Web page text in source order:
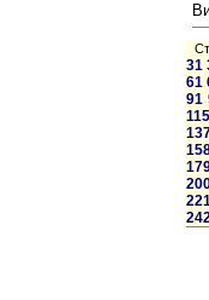
31
61
91
115